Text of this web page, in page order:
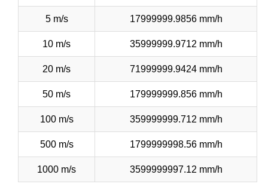
5 m/s 17999999.9856 mm/h
10 m/s 35999999.9712 mm/h
20 m/s 71999999.9424 mm/h
50 m/s 179999999.856 mm/h
100 m/s 359999999.712 mm/h
500 m/s 1799999998.56 mm/h
1000 m/s 3599999997.12 mm/h